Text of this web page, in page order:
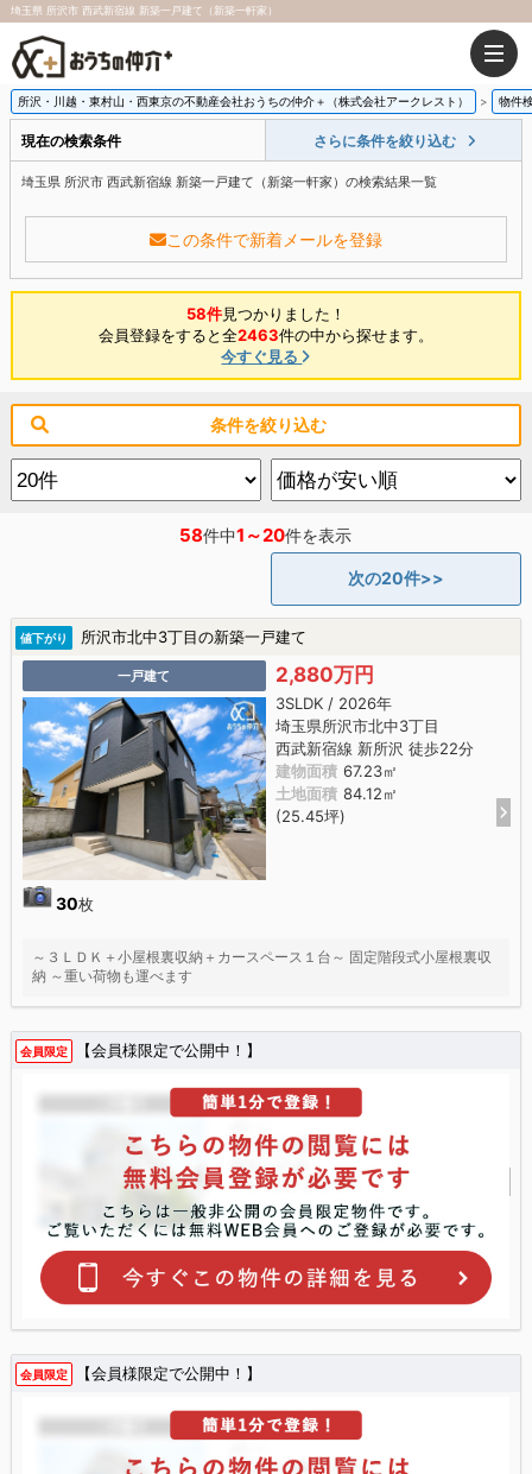
埼玉県 所沢市 西武新宿線 新築一戸建て（新築一軒家）
所沢・川越・東村山・西東京の不動産会社おうちの仲介＋（株式会社アークレスト） 物件
現在の検索条件 さらに条件を絞り込む
埼玉県 所沢市 西武新宿線 新築一戸建て（新築一軒家）の検索結果一覧
この条件で新着メールを登録
58件見つかりました！
会員登録をすると全2463件の中から探せます。
今すぐ見る
条件を絞り込む
58件中1～20件を表示
次の20件>>
値下がり 所沢市北中3丁目の新築一戸建て
一戸建て
30枚
2,880万円
3SLDK / 2026年
埼玉県所沢市北中3丁目
西武新宿線 新所沢 徒歩22分
建物面積 67.23㎡
土地面積 84.12㎡
(25.45坪)
～３ＬＤＫ＋小屋根裏収納＋カースペース１台～ 固定階段式小屋根裏収
納 ～重い荷物も運べます
会員限定 【会員様限定で公開中！】
会員限定 【会員様限定で公開中！】